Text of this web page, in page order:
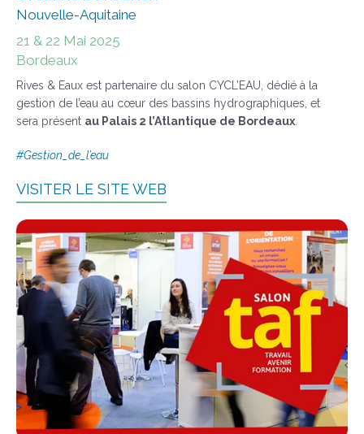
Nouvelle-Aquitaine
21 & 22 Mai 2025
Bordeaux
Rives & Eaux est partenaire du salon CYCL’EAU, dédié à la
gestion de l’eau au cœur des bassins hydrographiques, et
sera présent au Palais 2 l’Atlantique de Bordeaux
#Gestion_de_l’eau
VISITER LE SITE WEB